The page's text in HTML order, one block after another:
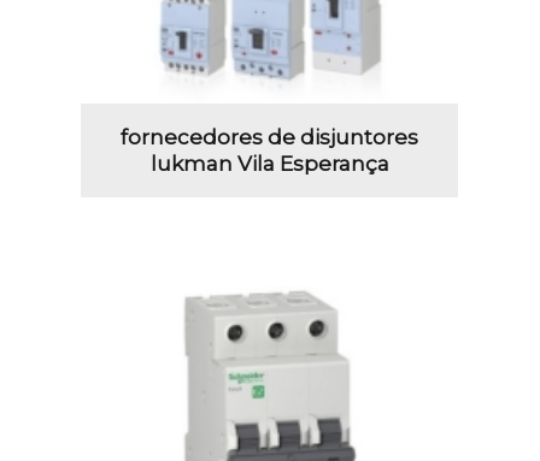
fornecedores de disjuntores
lukman Vila Esperança